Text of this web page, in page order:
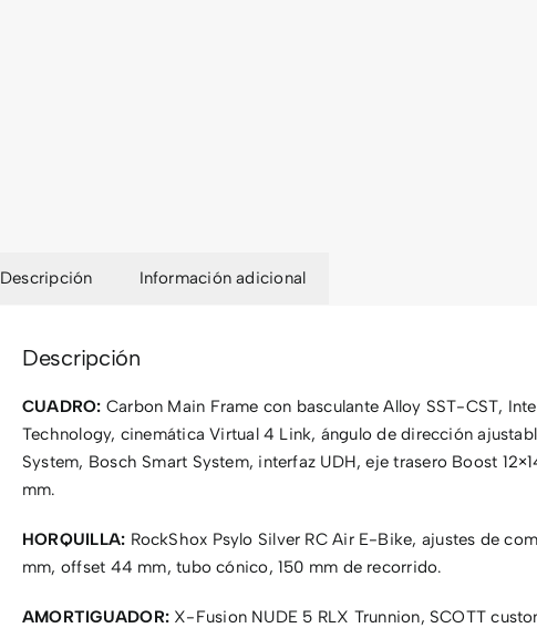
Descripción Información adicional
Descripción
CUADRO: Carbon Main Frame con basculante Alloy SST-CST,
Technology, cinemática Virtual 4 Link, ángulo de dirección
System, Bosch Smart System, interfaz UDH, eje trasero Boost
mm.
HORQUILLA: RockShox Psylo Silver RC Air E-Bike, ajustes de
mm, offset 44 mm, tubo cónico, 150 mm de recorrido.
AMORTIGUADOR:X-Fusion NUDE 5 RLX Trunnion, SCOTT